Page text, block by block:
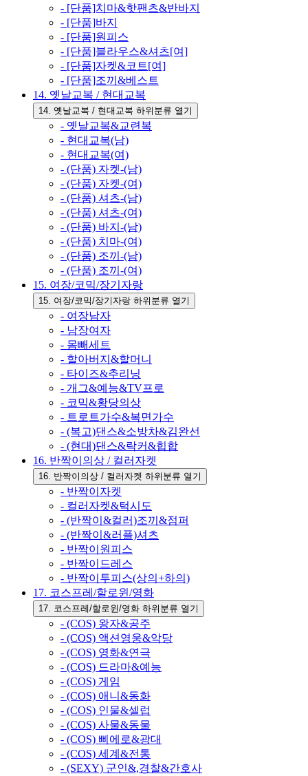
- [단품]치마&핫팬츠&반바지
- [단품]바지
- [단품]원피스
- [단품]블라우스&셔츠[여]
- [단품]자켓&코트[여]
- [단품]조끼&베스트
14. 옛날교복 / 현대교복
14. 옛날교복 / 현대교복 하위분류 열기
- 옛날교복&교련복
- 현대교복(남)
- 현대교복(여)
- (단품) 자켓-(남)
- (단품) 자켓-(여)
- (단품) 셔츠-(남)
- (단품) 셔츠-(여)
- (단품) 바지-(남)
- (단품) 치마-(여)
- (단품) 조끼-(남)
- (단품) 조끼-(여)
15. 여장/코믹/장기자랑
15. 여장/코믹/장기자랑 하위분류 열기
- 여장남자
- 남장여자
- 몸빼세트
- 할아버지&할머니
- 타이즈&추리닝
- 개그&예능&TV프로
- 코믹&황당의상
- 트로트가수&복면가수
- (복고)댄스&소방차&김완선
- (현대)댄스&락커&힙합
16. 반짝이의상 / 컬러자켓
16. 반짝이의상 / 컬러자켓 하위분류 열기
- 반짝이자켓
- 컬러자켓&턱시도
- (반짝이&컬러)조끼&점퍼
- (반짝이&러플)셔츠
- 반짝이원피스
- 반짝이드레스
- 반짝이투피스(상의+하의)
17. 코스프레/할로윈/영화
17. 코스프레/할로윈/영화 하위분류 열기
- (COS) 왕자&공주
- (COS) 액션영웅&악당
- (COS) 영화&연극
- (COS) 드라마&예능
- (COS) 게임
- (COS) 애니&동화
- (COS) 인물&셀럽
- (COS) 사물&동물
- (COS) 삐에로&광대
- (COS) 세계&전통
- (SEXY) 군인&,경찰&간호사